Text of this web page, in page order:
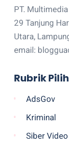
PT.
29 Tanjung
Utara,
email:
Rubrik
AdsGov
Kriminal
Siber Video